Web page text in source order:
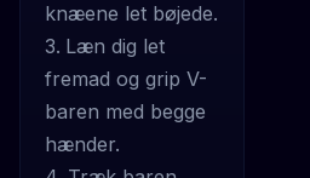
knæene let bøjede.
Læn dig let
fremad og grip V-
baren med begge
hænder.